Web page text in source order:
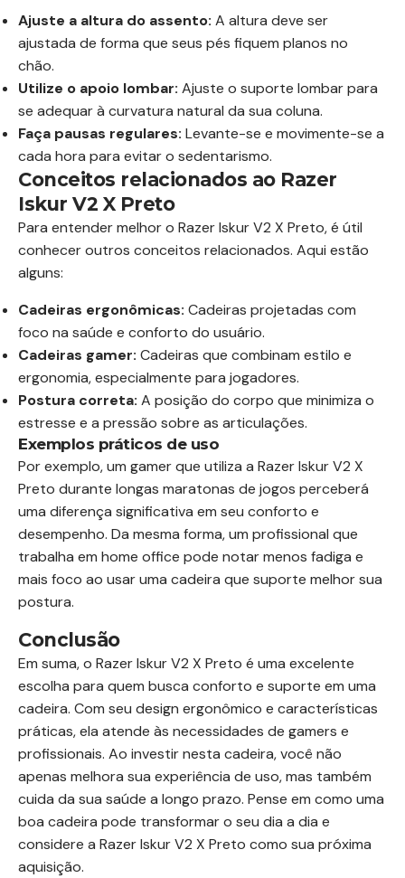
Ajuste a altura do assento: A altura deve ser
ajustada de forma que seus pés fiquem planos no
chão.
Utilize o apoio lombar: Ajuste o suporte lombar para
se adequar à curvatura natural da sua coluna.
Faça pausas regulares: Levante-se e movimente-se a
cada hora para evitar o sedentarismo.
Conceitos relacionados ao Razer
Iskur V2 X Preto
Para entender melhor o Razer Iskur V2 X Preto, é útil
conhecer outros conceitos relacionados. Aqui estão
alguns:
Cadeiras ergonômicas: Cadeiras projetadas com
foco na saúde e conforto do usuário.
Cadeiras gamer: Cadeiras que combinam estilo e
ergonomia, especialmente para jogadores.
Postura correta: A posição do corpo que minimiza o
estresse e a pressão sobre as articulações.
Exemplos práticos de uso
Por exemplo, um gamer que utiliza a Razer Iskur V2 X
Preto durante longas maratonas de jogos perceberá
uma diferença significativa em seu conforto e
desempenho. Da mesma forma, um profissional que
trabalha em home office pode notar menos fadiga e
mais foco ao usar uma cadeira que suporte melhor sua
postura.
Conclusão
Em suma, o Razer Iskur V2 X Preto é uma excelente
escolha para quem busca conforto e suporte em uma
cadeira. Com seu design ergonômico e características
práticas, ela atende às necessidades de gamers e
profissionais. Ao investir nesta cadeira, você não
apenas melhora sua experiência de uso, mas também
cuida da sua saúde a longo prazo. Pense em como uma
boa cadeira pode transformar o seu dia a dia e
considere a Razer Iskur V2 X Preto como sua próxima
aquisição.